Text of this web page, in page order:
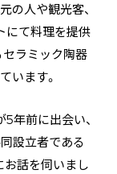
の人や観光客、
にて料理を提供
セラミック陶器
います。
年前に出会い、
設立者である
お話を伺いまし